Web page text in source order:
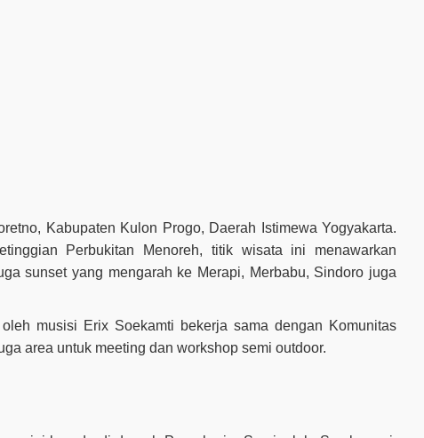
Kabupaten Kulon Progo, Daerah Istimewa Yogyakarta.
Perbukitan Menoreh, titik wisata ini menawarkan
sunset yang mengarah ke Merapi, Merbabu, Sindoro juga
musisi Erix Soekamti bekerja sama dengan Komunitas
area untuk meeting dan workshop semi outdoor.